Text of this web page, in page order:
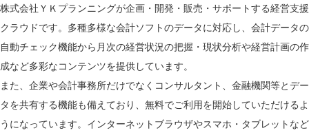
株式会社ＹＫプランニングが企画・開発・販売・サポートする経営支援
クラウドです。多種多様な会計ソフトのデータに対応し、会計データの
自動チェック機能から月次の経営状況の把握・現状分析や経営計画の作
成など多彩なコンテンツを提供しています。
また、企業や会計事務所だけでなくコンサルタント、金融機関等とデー
タを共有する機能も備えており、無料でご利用を開始していただけるよ
うになっています。インターネットブラウザやスマホ・タブレットなど